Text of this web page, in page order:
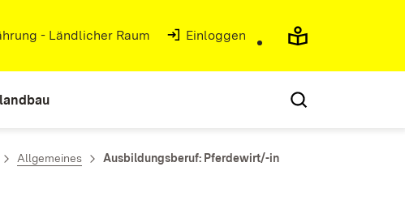
- Ländlicher Raum (Öffnet in neuem Fenster)
Einloggen
Allgemeines Ausbildungsberuf: Pferdewirt/-in